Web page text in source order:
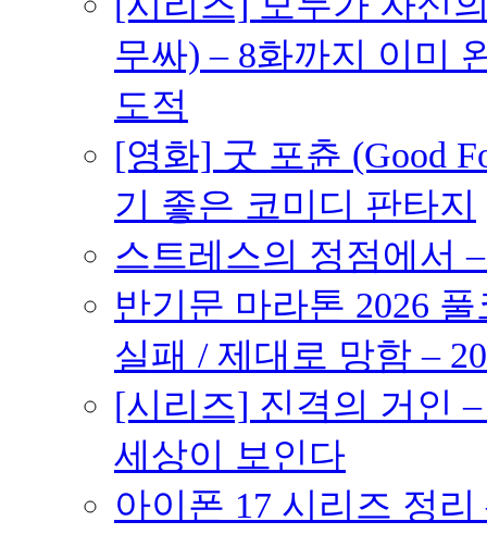
무싸) – 8화까지 이미
도적
[영화] 굿 포츈 (Good
기 좋은 코미디 판타지
스트레스의 정점에서
반기문 마라톤 2026
실패 / 제대로 망함 –
[시리즈] 진격의 거인
세상이 보인다
아이폰 17 시리즈 정